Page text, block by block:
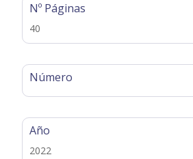
Nº Páginas
40
Número
Año
2022